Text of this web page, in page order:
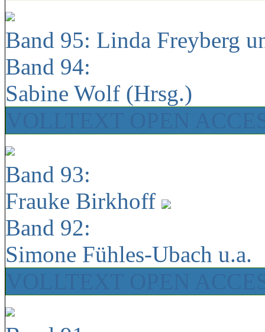
Band 95: Linda Freyberg
Band 94:
Sabine Wolf (Hrsg.)
Band 93:
Frauke Birkhoff
Band 92:
Simone Fühles-Ubach u.a.